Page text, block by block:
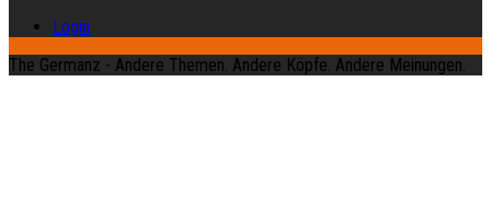
Login
The Germanz - Andere Themen. Andere Köpfe. Andere Meinungen.